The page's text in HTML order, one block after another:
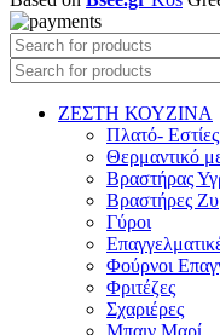
ΖΕΣΤΗ ΚΟΥΖΙΝΑ
Πλατό- Εστίες
Θερμαντικό
Βραστήρας
Βραστήρες
Γύροι
Φούρνοι
Φριτέζες
Σχαριέρες
Μπαιν Μαρί